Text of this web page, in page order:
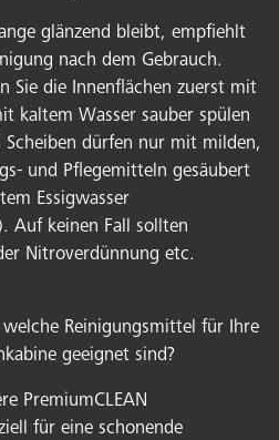
glänzend bleibt, empfiehlt
nach dem Gebrauch.
Sie die Innenflächen zuerst mit
kaltem Wasser sauber spülen
dürfen nur mit milden,
und Pflegemitteln gesäubert
Essigwasser
Auf keinen Fall sollten
Nitroverdünnung etc.
Reinigungsmittel für Ihre
geeignet sind?
PremiumCLEAN
für eine schonende